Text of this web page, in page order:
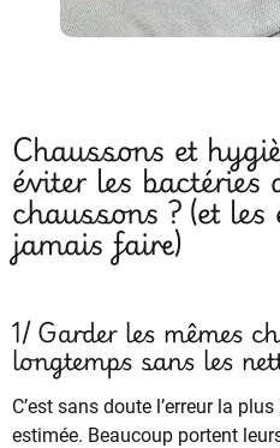
Chaussons et
éviter les bactéries
chaussons ? (et
jamais faire)
1/ Garder les mêmes
longtemps sans les
C’est sans doute l’erreur la
estimée. Beaucoup portent